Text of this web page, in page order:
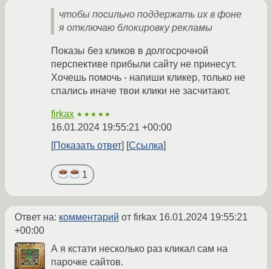
чтобы посильно поддержать их в фоне
я отключаю блокировку рекламы
Показы без кликов в долгосрочной
перспективе прибыли сайту не принесут.
Хочешь помочь - напиши кликер, только не
спались иначе твои клики не засчитают.
firkax ★★★★★
16.01.2024 19:55:21 +00:00
Показать ответ
Ссылка
1
Ответ на: комментарий от firkax 16.01.2024 19:55:21
+00:00
А я кстати несколько раз кликал сам на
парочке сайтов.